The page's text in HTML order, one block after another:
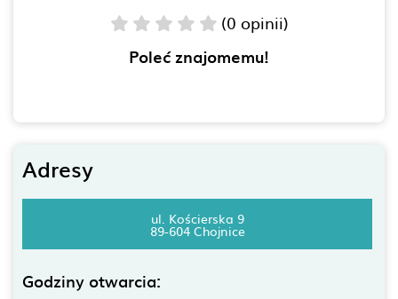
(0 opinii)
Poleć znajomemu!
Adresy
ul. Kościerska 9
89-604 Chojnice
Godziny otwarcia: